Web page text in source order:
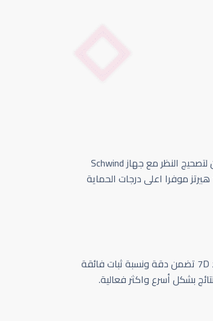
أحدث وأسرع تقنية بأعلى درجات الأمان لتصحيج النظر مع جهاز Schwind
Amaris 1050 الذي يعمل بتردد 1050 هيرتز موفرا اعلى درجات الحماية
كاميرا تتبع حركة العين سباعية الابعاد 7D تضمن دقة ونسبة ثبات فائقة
بشكل أسرع واكثر فعالية.